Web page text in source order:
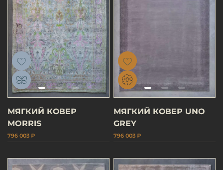
МЯГКИЙ КОВЕР
MORRIS
796 003 ₽
МЯГКИЙ КОВЕР UNO
GREY
796 003 ₽